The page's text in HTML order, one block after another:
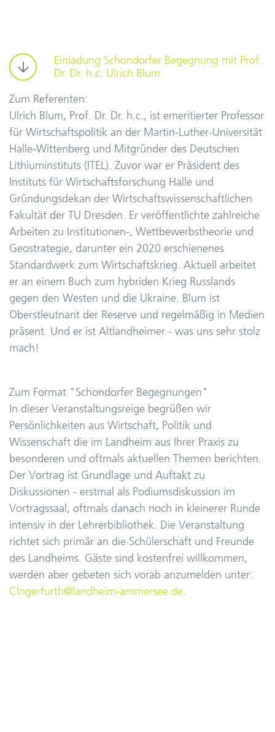
Einladung Schondorfer Begegnung mit Prof.
Dr. Dr. h.c. Ulrich Blum
Zum Referenten:
Ulrich Blum, Prof. Dr. Dr. h.c., ist emeritierter Professor
für Wirtschaftspolitik an der Martin-Luther-Universität
Halle-Wittenberg und Mitgründer des Deutschen
Lithiuminstituts (ITEL). Zuvor war er Präsident des
Instituts für Wirtschaftsforschung Halle und
Gründungsdekan der Wirtschaftswissenschaftlichen
Fakultät der TU Dresden. Er veröffentlichte zahlreiche
Arbeiten zu Institutionen-, Wettbewerbstheorie und
Geostrategie, darunter ein 2020 erschienenes
Standardwerk zum Wirtschaftskrieg. Aktuell arbeitet
er an einem Buch zum hybriden Krieg Russlands
gegen den Westen und die Ukraine. Blum ist
Oberstleutnant der Reserve und regelmäßig in Medien
präsent. Und er ist Altlandheimer - was uns sehr stolz
mach!
Zum Format "Schondorfer Begegnungen"
In dieser Veranstaltungsreige begrüßen wir
Persönlichkeiten aus Wirtschaft, Politik und
Wissenschaft die im Landheim aus Ihrer Praxis zu
besonderen und oftmals aktuellen Themen berichten.
Der Vortrag ist Grundlage und Auftakt zu
Diskussionen - erstmal als Podiumsdiskussion im
Vortragssaal, oftmals danach noch in kleinerer Runde
intensiv in der Lehrerbibliothek. Die Veranstaltung
richtet sich primär an die Schülerschaft und Freunde
des Landheims. Gäste sind kostenfrei willkommen,
werden aber gebeten sich vorab anzumelden unter:
CIngerfurth@landheim-ammersee.de.